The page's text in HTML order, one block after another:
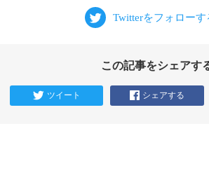
この記事をシェアす
ツイート シェアする